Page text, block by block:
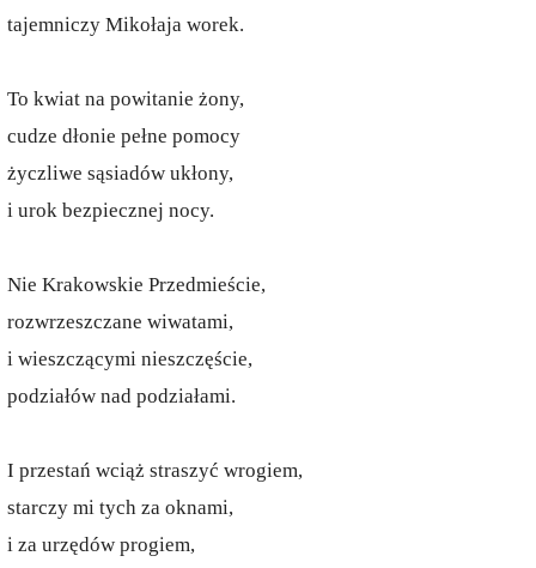
tajemniczy Mikołaja worek.
To kwiat na powitanie żony,
cudze dłonie pełne pomocy
życzliwe sąsiadów ukłony,
i urok bezpiecznej nocy.
Nie Krakowskie Przedmieście,
rozwrzeszczane wiwatami,
i wieszczącymi nieszczęście,
podziałów nad podziałami.
I przestań wciąż straszyć wrogiem,
starczy mi tych za oknami,
i za urzędów progiem,